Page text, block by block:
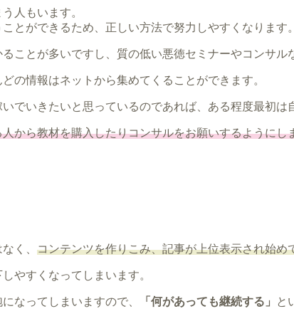
人もいます。
とができるため、正しい方法で努力しやすくなります。
ことが多いですし、質の低い悪徳セミナーやコンサル
の情報はネットから集めてくることができます。
でいきたいと思っているのであれば、ある程度最初は
から教材を購入したりコンサルをお願いするようにし
く、 コンテンツを作りこみ、記事が上位表示され始め
やすくなってしまいます。
なってしまいますので、 「何があっても継続する」 と